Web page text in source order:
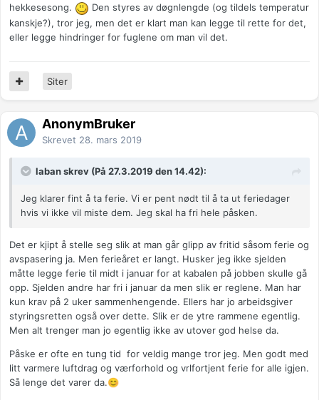
hekkesesong.
Den styres av døgnlengde (og tildels temperatur
kanskje?), tror jeg, men det er klart man kan legge til rette for det,
eller legge hindringer for fuglene om man vil det.
Siter
AnonymBruker
Skrevet 28. mars 2019
laban skrev (På 27.3.2019 den 14.42):
Jeg klarer fint å ta ferie. Vi er pent nødt til å ta ut feriedager
hvis vi ikke vil miste dem. Jeg skal ha fri hele påsken.
Det er kjipt å stelle seg slik at man går glipp av fritid såsom ferie og
avspasering ja. Men ferieåret er langt. Husker jeg ikke sjelden
måtte legge ferie til midt i januar for at kabalen på jobben skulle gå
opp. Sjelden andre har fri i januar da men slik er reglene. Man har
kun krav på 2 uker sammenhengende. Ellers har jo arbeidsgiver
styringsretten også over dette. Slik er de ytre rammene egentlig.
Men alt trenger man jo egentlig ikke av utover god helse da.
Påske er ofte en tung tid for veldig mange tror jeg. Men godt med
litt varmere luftdrag og værforhold og vrlfortjent ferie for alle igjen.
Så lenge det varer da.😊